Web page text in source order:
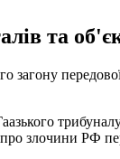
та
злочини РФ